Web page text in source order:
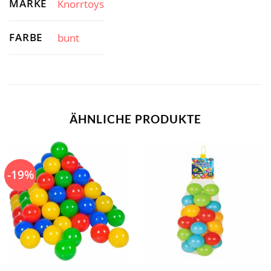
MARKE Knorrtoys
FARBE bunt
ÄHNLICHE PRODUKTE
-19%